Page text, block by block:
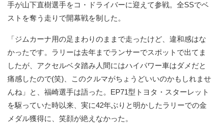
手が山下直樹選手をコ・ドライバーに迎えて参戦。全SSでベ
ストを奪う走りで開幕戦を制した。
「ジムカーナ用の足まわりのままで走ったけど、違和感はな
かったです。ラリーは去年までランサーでスポットで出てま
したが、アクセルベタ踏み人間にはハイパワー車はダメだと
痛感したので(笑)、このクルマがちょうどいいのかもしれませ
んね」と、福崎選手は語った。EP71型トヨタ・スターレット
を駆っていた時以来、実に42年ぶりと明かしたラリーでの金
メダル獲得に、笑顔が絶えなかった。